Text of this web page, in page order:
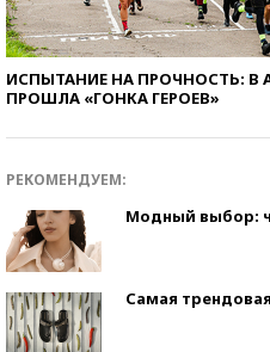
ИСПЫТАНИЕ НА ПРОЧНОСТЬ: В
ПРОШЛА «ГОНКА ГЕРОЕВ»
РЕКОМЕНДУЕМ:
Модный выбор:
Самая